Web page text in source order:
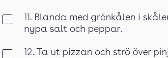
11. Blanda med grönkålen i
nypa salt och peppar.
12. Ta ut pizzan och strö över